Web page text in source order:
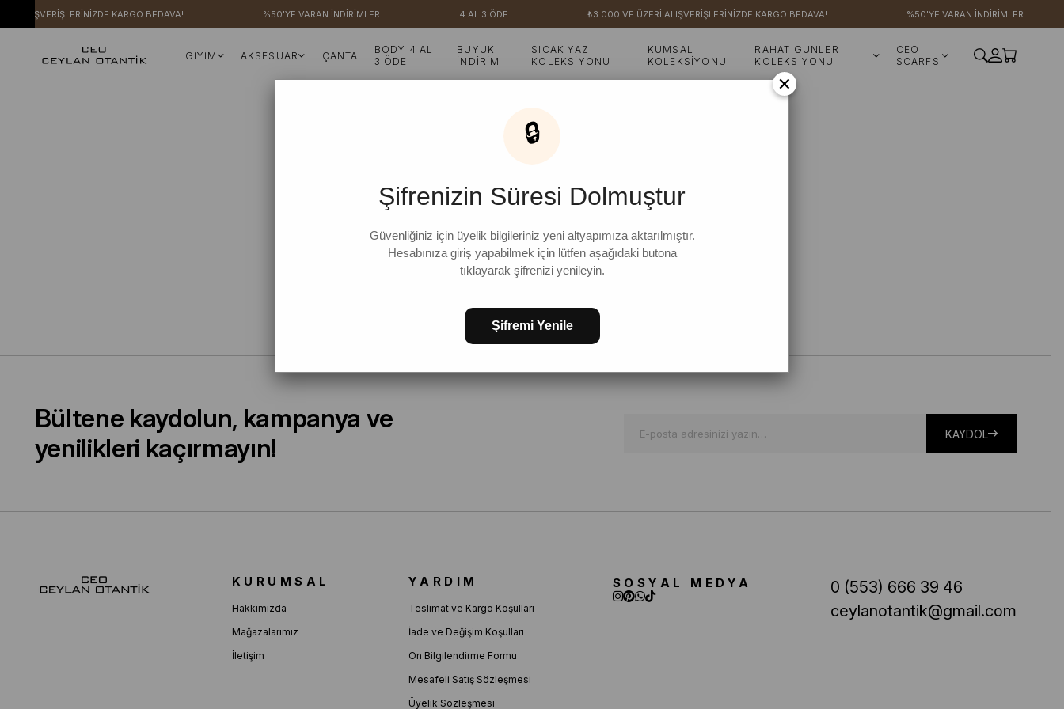
ALIŞVERİŞLERİNİZDE KARGO BEDAVA! %50'YE VARAN İNDİRİMLER 4 AL 3 ÖDE ₺3.000 VE ÜZERİ ALIŞVERİŞLERİNİZDE KARGO BEDAVA! %50'YE VARAN İNDİRİMLER
GİYİM AKSESUAR ÇANTA
BODY 4 AL
3 ÖDE
BÜYÜK
İNDİRİM
SICAK YAZ
KOLEKSİYONU
KUMSAL
KOLEKSİYONU
RAHAT GÜNLER
KOLEKSİYONU
CEO
SCARFS
Bültene kaydolun, kampanya ve
yenilikleri kaçırmayın!
KAYDOL
KURUMSAL
Hakkımızda
Mağazalarımız
İletişim
YARDIM
Teslimat ve Kargo Koşulları
İade ve Değişim Koşulları
Ön Bilgilendirme Formu
Mesafeli Satış Sözleşmesi
Üyelik Sözleşmesi
SOSYAL MEDYA
0 (553) 666 39 46
ceylanotantik@gmail.com
×
🔒
Şifrenizin Süresi Dolmuştur
Güvenliğiniz için üyelik bilgileriniz yeni altyapımıza aktarılmıştır.
Hesabınıza giriş yapabilmek için lütfen aşağıdaki butona
tıklayarak şifrenizi yenileyin.
Şifremi Yenile